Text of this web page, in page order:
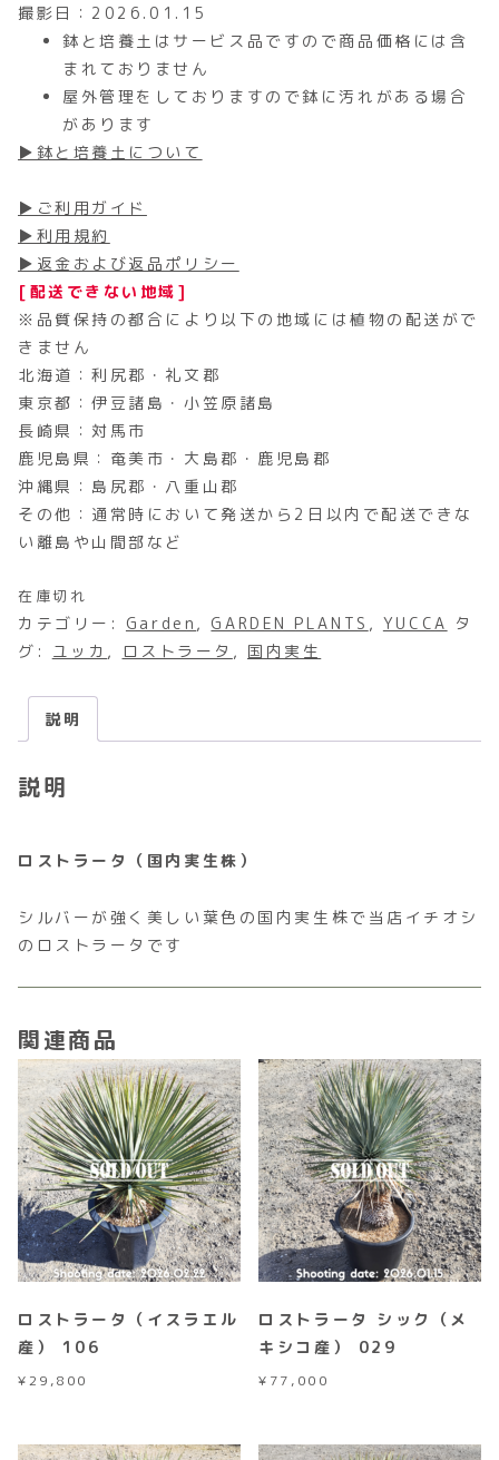
撮影日：2026.01.15
鉢と培養土はサービス品ですので商品価格には含
まれておりません
屋外管理をしておりますので鉢に汚れがある場合
があります
▶鉢と培養土について
▶ご利用ガイド
▶利用規約
▶返金および返品ポリシー
[配送できない地域]
※品質保持の都合により以下の地域には植物の配送がで
きません
北海道：利尻郡・礼文郡
東京都：伊豆諸島・小笠原諸島
長崎県：対馬市
鹿児島県：奄美市・大島郡・鹿児島郡
沖縄県：島尻郡・八重山郡
その他：通常時において発送から2日以内で配送できな
い離島や山間部など
在庫切れ
カテゴリー: Garden , GARDEN PLANTS , YUCCA タ
グ: ユッカ , ロストラータ , 国内実生
説明
説明
ロストラータ（国内実生株）
シルバーが強く美しい葉色の国内実生株で当店イチオシ
のロストラータです
関連商品
ロストラータ（イスラエル
産） 106
¥29,800
ロストラータ シック（メ
キシコ産） 029
¥ 77,000